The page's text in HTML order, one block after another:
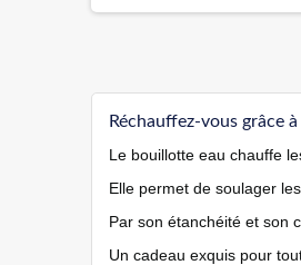
Réchauffez-vous grâce
Le bouillotte eau chauffe
Elle permet de soulager
Par son étanchéité et son
Un cadeau exquis pour